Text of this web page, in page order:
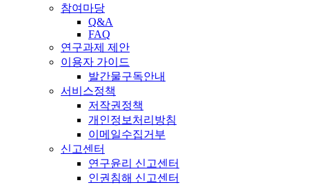
참여마당
Q&A
FAQ
연구과제 제안
이용자 가이드
발간물구독안내
서비스정책
저작권정책
개인정보처리방침
이메일수집거부
신고센터
연구윤리 신고센터
인권침해 신고센터